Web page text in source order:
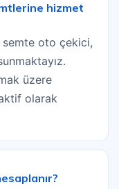
hizmet
oto çekici,
üzere
olarak